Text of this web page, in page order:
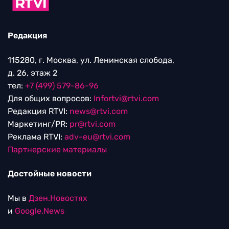
Редакция
115280, г. Москва, ул. Ленинская слобода,
д. 26, этаж 2
тел: +7 (499) 579-86-96
Для общих вопросов: Infortvi@rtvi.com
Редакция RTVI: news@rtvi.com
Маркетинг/PR: pr@rtvi.com
Реклама RTVI: adv-eu@rtvi.com
Партнерские материалы
Достойные новости
Мы в Дзен.Новостях
и Google.News